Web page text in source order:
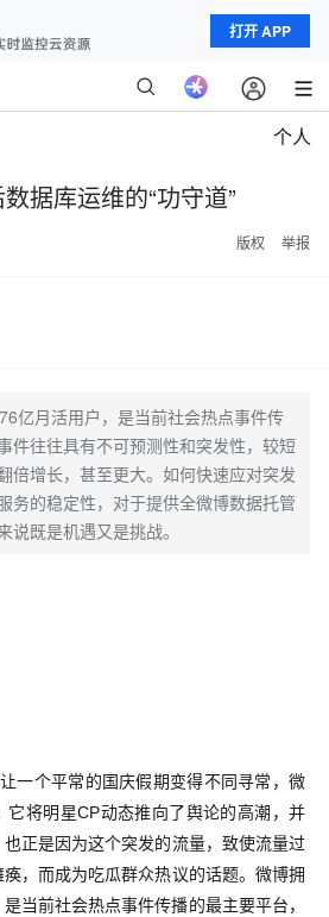
打开 APP
个人
据库运维的“功守道”
版权 举报
亿月活用户，是当前社会热点事件传
件往往具有不可预测性和突发性，较短
倍增长，甚至更大。如何快速应对突发
务的稳定性，对于提供全微博数据托管
说既是机遇又是挑战。
一个平常的国庆假期变得不同寻常，微
它将明星CP动态推向了舆论的高潮，并
正是因为这个突发的流量，致使流量过
，而成为吃瓜群众热议的话题。微博拥
当前社会热点事件传播的最主要平台，